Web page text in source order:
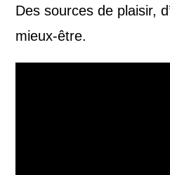
Des sources de plaisir,
mieux-être.